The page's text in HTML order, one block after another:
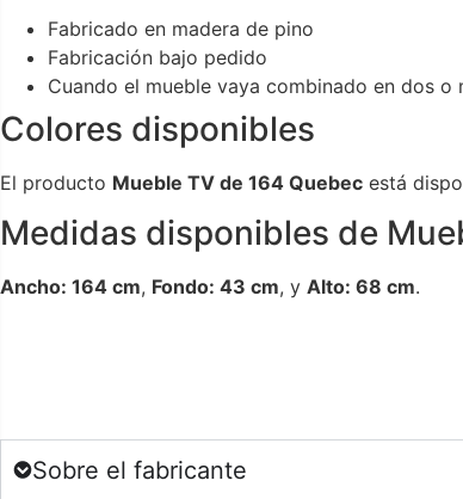
Fabricado en madera de pino
Fabricación bajo pedido
Cuando el mueble vaya combinado en dos
Colores disponibles
El producto Mueble TV de 164 Quebec está
Medidas disponibles de
Ancho: 164 cm, Fondo: 43 cm, y Alto: 68 cm.
Sobre el fabricante